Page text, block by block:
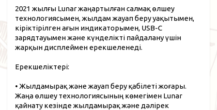
2021 жылғы Lunar жаңартылған салмақ өлшеу
технологиясымен, жылдам жауап беру уақытымен,
кіріктірілген ағын индикаторымен, USB-C
зарядтауымен және күнделікті пайдалану үшін
жарқын дисплеймен ерекшеленеді.
Ерекшеліктері:
• Жылдамырақ және жауап беру қабілеті жоғары.
Жаңа өлшеу технологиясының көмегімен Lunar
қайнату кезінде жылдамырақ және дәлірек